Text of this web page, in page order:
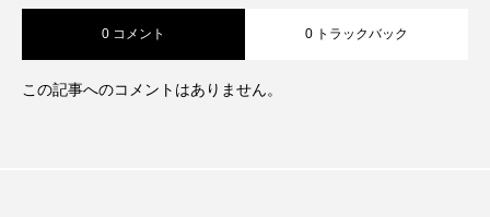
0 コメント 0 トラックバック
この記事へのコメントはありません。